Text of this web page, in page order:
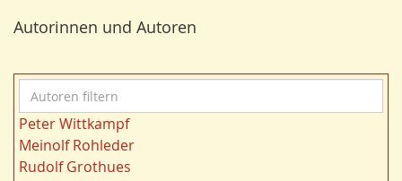
r
n
Bergbau 24
Kultur 22
Kulturlandschaft
Wohnen 21
Gewässer 21
Strukturwandel
Autorinnen und Autoren
u
t
o
r
Peter Wittkampf
Meinolf Rohleder
Rudolf Grothues